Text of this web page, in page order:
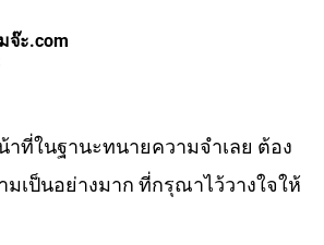
จ๊ะ.com
ที่ในฐานะทนายความจำเลย ต้อง
เป็นอย่างมาก ที่กรุณาไว้วางใจให้